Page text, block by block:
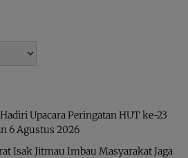
Upacara Peringatan HUT ke-23
6 Agustus 2026
Isak Jitmau Imbau Masyarakat Jaga